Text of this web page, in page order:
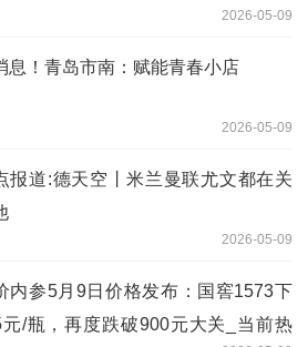
2026-05-09
息！青岛市南：赋能青春小店
2026-05-09
报道:德天空丨米兰曼联尤文都在关
2026-05-09
内参5月9日价格发布：国窖1573下
元/瓶，再度跌破900元大关_当前热